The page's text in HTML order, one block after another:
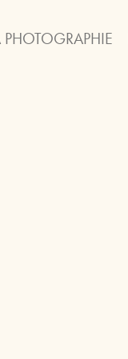
PHOTOGRAPHIE